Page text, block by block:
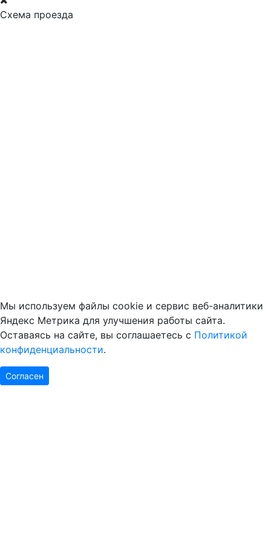
Схема проезда
Мы используем файлы cookie и сервис веб-аналитики
Яндекс Метрика для улучшения работы сайта.
Оставаясь на сайте, вы соглашаетесь с Политикой
конфиденциальности.
Согласен